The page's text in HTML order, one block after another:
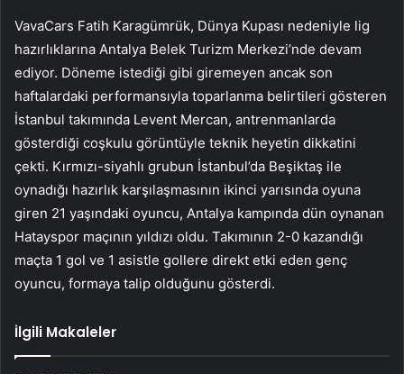
VavaCars Fatih Karagümrük, Dünya Kupası nedeniyle lig
hazırlıklarına Antalya Belek Turizm Merkezi’nde devam
ediyor. Döneme istediği gibi giremeyen ancak son
haftalardaki performansıyla toparlanma belirtileri gösteren
İstanbul takımında Levent Mercan, antrenmanlarda
gösterdiği coşkulu görüntüyle teknik heyetin dikkatini
çekti. Kırmızı-siyahlı grubun İstanbul’da Beşiktaş ile
oynadığı hazırlık karşılaşmasının ikinci yarısında oyuna
giren 21 yaşındaki oyuncu, Antalya kampında dün oynanan
Hatayspor maçının yıldızı oldu. Takımının 2-0 kazandığı
maçta 1 gol ve 1 asistle gollere direkt etki eden genç
oyuncu, formaya talip olduğunu gösterdi.
İlgili Makaleler